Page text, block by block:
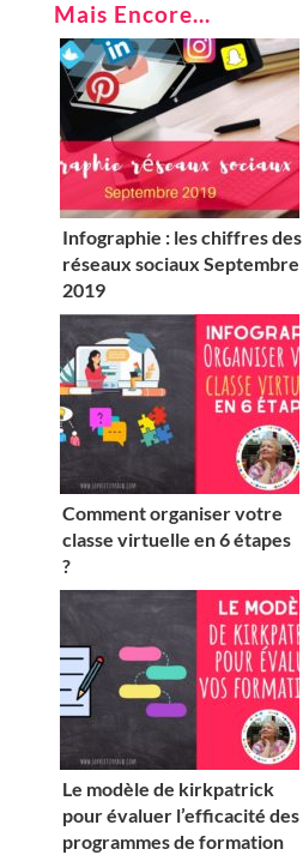
Mais Encore...
Infographie : les chiffres des
réseaux sociaux Septembre
2019
Comment organiser votre
classe virtuelle en 6 étapes
?
Le modèle de kirkpatrick
pour évaluer l’efficacité des
programmes de formation